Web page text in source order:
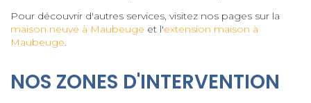
Pour découvrir d'autres services, visitez nos pages sur la
maison neuve à Maubeuge et l'extension maison à
Maubeuge.
NOS ZONES D'INTERVENTION